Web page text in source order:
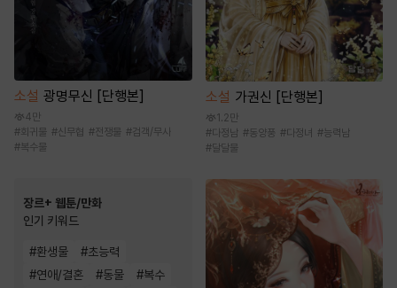
소설 광명무신 [단행본]
4만
#회귀물 #신무협 #전쟁물 #검객/무사
#복수물
장르+ 웹툰/만화
인기 키워드
#환생물 #초능력
#연애/결혼 #동물 #복수
소설 가권신 [단행본]
1.2만
#다정남 #동양풍 #다정녀 #능력남
#달달물